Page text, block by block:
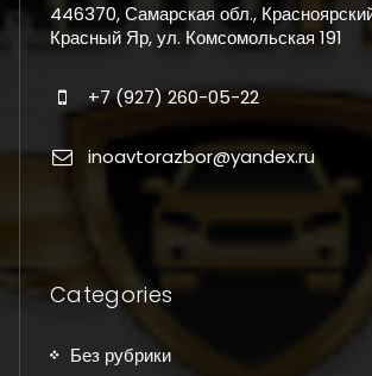
446370, Самарская обл.,
Красный Яр, ул. Комсомольская 191
+7 (927) 260-05-22
inoavtorazbor@yandex.ru
Categories
Без рубрики